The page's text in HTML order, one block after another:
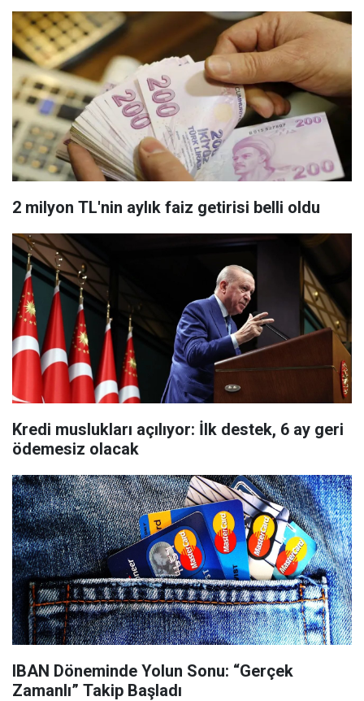
2 milyon TL'nin aylık faiz getirisi belli oldu
Kredi muslukları açılıyor: İlk destek, 6 ay geri
ödemesiz olacak
IBAN Döneminde Yolun Sonu: “Gerçek
Zamanlı” Takip Başladı